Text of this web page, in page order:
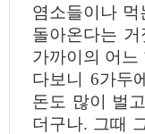
염소들이나
돌아온다는
가까이의 어느
다보니 6가두
돈도 많이 벌
더구나. 그때